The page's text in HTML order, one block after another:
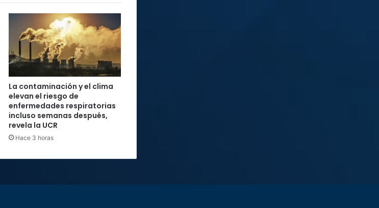
La contaminación y el clima
elevan el riesgo de
enfermedades respiratorias
incluso semanas después,
revela la UCR
Hace 3 horas